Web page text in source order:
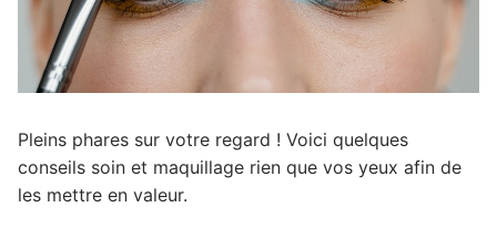
Pleins phares sur votre regard ! Voici quelques
conseils soin et maquillage rien que vos yeux afin de
les mettre en valeur.